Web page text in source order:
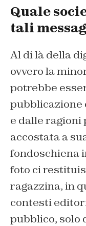
Quale
tali
Al di là della
ovvero la
potrebbe
pubblicazione
e dalle ragioni
accostata a
fondoschiena
foto ci
ragazzina, in
contesti
pubblico, solo